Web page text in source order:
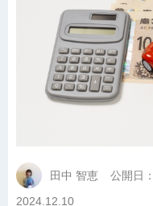
田中 智恵 公開日：
2024.12.10